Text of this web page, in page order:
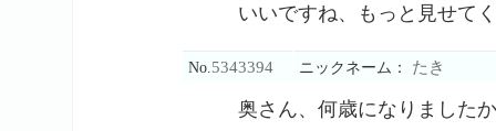
いいですね、もっと見せて
No. 5343394 ニックネーム： たき
奥さん、何歳になりましたか